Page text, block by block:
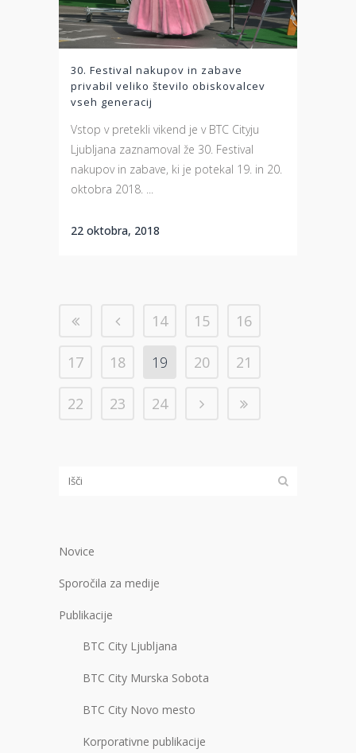
30. Festival nakupov in zabave
privabil veliko število obiskovalcev
vseh generacij
Vstop v pretekli vikend je v BTC Cityju
Ljubljana zaznamoval že 30. Festival
nakupov in zabave, ki je potekal 19. in 20.
oktobra 2018. ...
22 oktobra, 2018
14 15 16
17 18 19 20 21
22 23 24
Novice
Sporočila za medije
Publikacije
BTC City Ljubljana
BTC City Murska Sobota
BTC City Novo mesto
Korporativne publikacije